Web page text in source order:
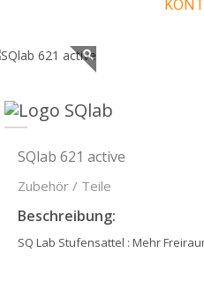
SQlab 621 active
Zubehör / Teile
Beschreibung:
SQ Lab Stufensattel : Mehr